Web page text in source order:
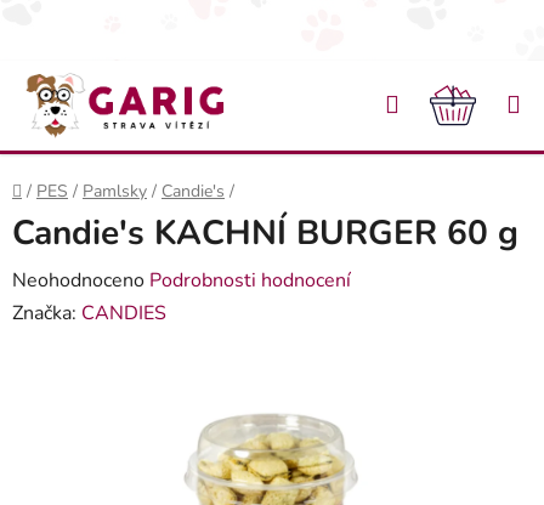
Přejít na obsah
Hledat
Domů
/ PES / Pamlsky / Candie's /
Candie's KACHNÍ BURGER 60 g
Průměrné hodnocení produktu je 0,0 z 5 hvězdiček.
Neohodnoceno Podrobnosti hodnocení
Značka: CANDIES